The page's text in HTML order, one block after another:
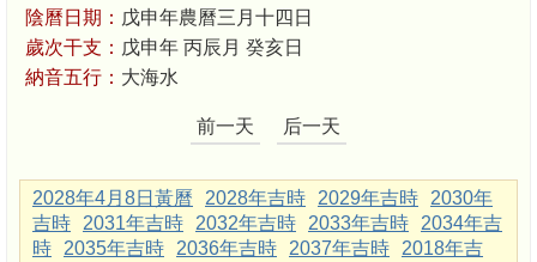
陰曆日期： 戊申年農曆三月十四日
歲次干支： 戊申年 丙辰月 癸亥日
納音五行： 大海水
前一天 后一天
2028年4月8日黃曆 2028年吉時 2029年吉時
2030年
吉時
2031年吉時 2032年吉時 2033年吉時
2034年吉
時
2035年吉時 2036年吉時 2037年吉時
2018年吉